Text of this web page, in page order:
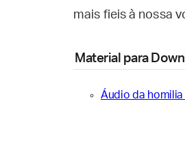
mais fieis à nossa
Material para
Áudio da homilia